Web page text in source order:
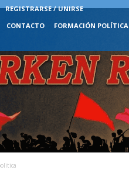
REGISTRARSE / UNIRSE
CONTACTO FORMACIÓN POLÍTICA